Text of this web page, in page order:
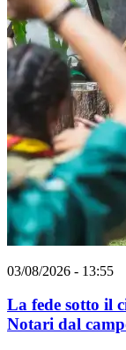
03/08/2026 - 13:55
La fede sotto il
Notari dal